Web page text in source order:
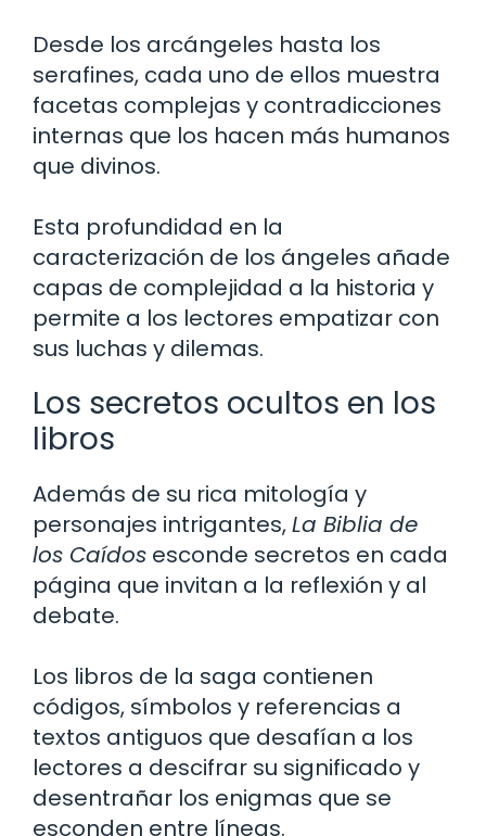
Desde los arcángeles hasta los
serafines, cada uno de ellos muestra
facetas complejas y contradicciones
internas que los hacen más humanos
que divinos.
Esta profundidad en la
caracterización de los ángeles añade
capas de complejidad a la historia y
permite a los lectores empatizar con
sus luchas y dilemas.
Los secretos ocultos en los
libros
Además de su rica mitología y
personajes intrigantes,La Biblia de
los Caídos esconde secretos en cada
página que invitan a la reflexión y al
debate.
Los libros de la saga contienen
códigos, símbolos y referencias a
textos antiguos que desafían a los
lectores a descifrar su significado y
desentrañar los enigmas que se
esconden entre líneas.